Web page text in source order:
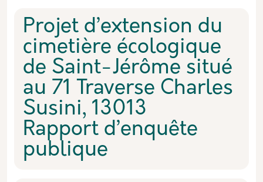
Projet d’extension du
cimetière écologique
de Saint-Jérôme situé
au 71 Traverse Charles
Susini, 13013
Rapport d’enquête
publique